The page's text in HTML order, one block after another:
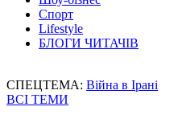
Спорт
Lifestyle
БЛОГИ ЧИТАЧІВ
СПЕЦТЕМА: Війна в Ірані
ВСІ ТЕМИ